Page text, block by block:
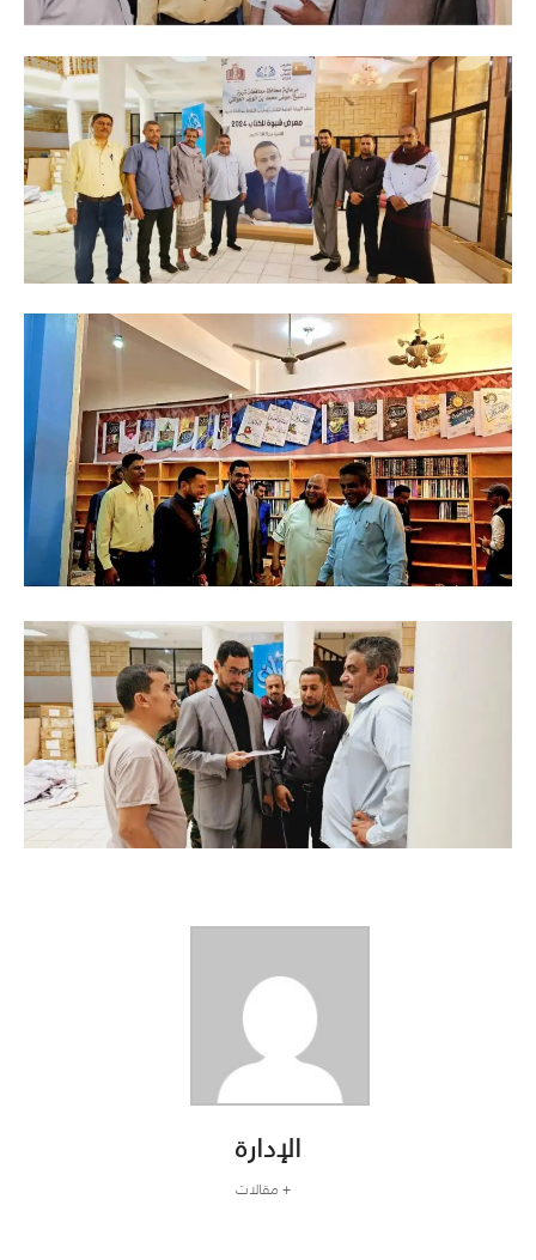
الإدارة
+ مقالات